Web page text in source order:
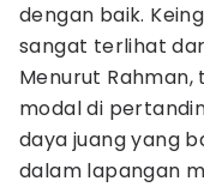
dengan baik.
sangat terlihat
Menurut
modal di
daya juang yang
dalam lapangan